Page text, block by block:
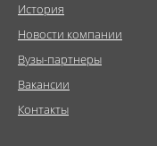
История
Новости компании
Вузы-партнеры
Вакансии
Контакты